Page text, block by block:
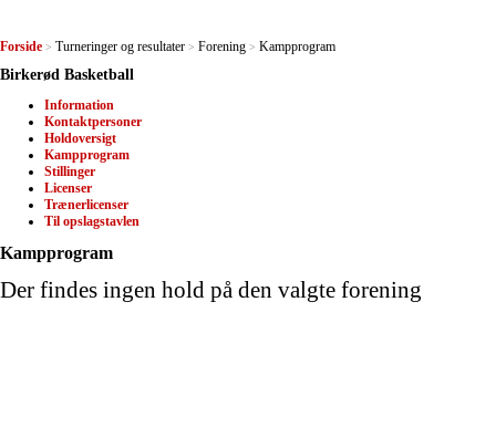
Forside > Turneringer og resultater > Forening > Kampprogram
Birkerød Basketball
Information
Kontaktpersoner
Holdoversigt
Kampprogram
Stillinger
Licenser
Trænerlicenser
Til opslagstavlen
Kampprogram
Der findes ingen hold på den valgte forening